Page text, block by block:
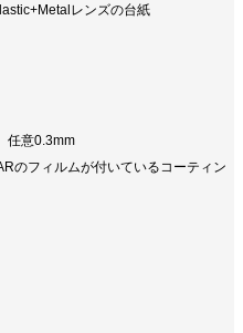
レンズの台紙
任意0.3mm
のフィルムが付いているコーティン